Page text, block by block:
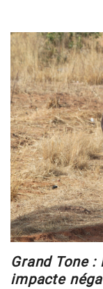
Grand Tone :
impacte